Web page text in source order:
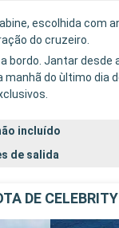
escolhida com
do cruzeiro.
bordo. Jantar desde
manhã do ùltimo dia
incluído
de salida
DE